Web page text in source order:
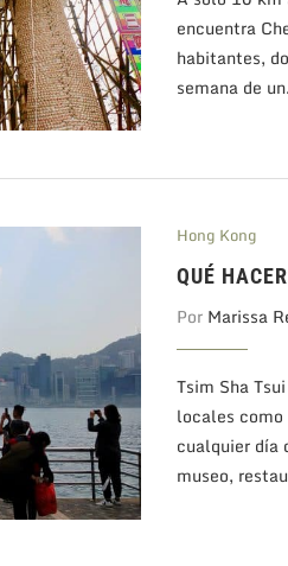
encuentra
habitantes,
semana de
Hong Kong
QUÉ
Por Marissa
Tsim Sha
locales como
cualquier día
museo,